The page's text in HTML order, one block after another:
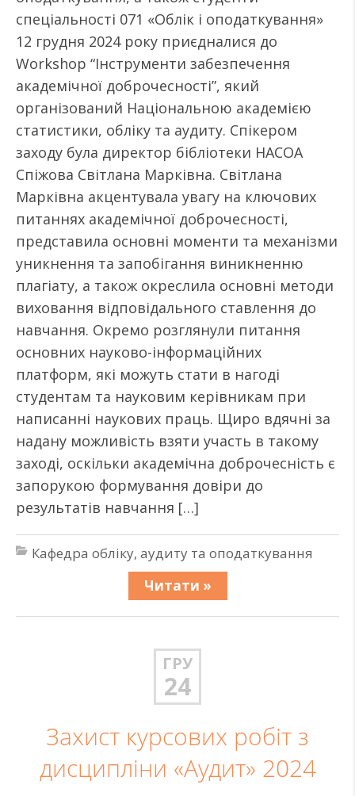
спеціальності 071 «Облік і оподаткування»
12 грудня 2024 року приєдналися до
Workshop “Інструменти забезпечення
академічної доброчесності”, який
організований Національною академією
статистики, обліку та аудиту. Спікером
заходу була директор бібліотеки НАСОА
Спіжова Світлана Марківна. Світлана
Марківна акцентувала увагу на ключових
питаннях академічної доброчесності,
представила основні моменти та механізми
уникнення та запобігання виникненню
плагіату, а також окреслила основні методи
виховання відповідального ставлення до
навчання. Окремо розглянули питання
основних науково-інформаційних
платформ, які можуть стати в нагоді
студентам та науковим керівникам при
написанні наукових праць. Щиро вдячні за
надану можливість взяти участь в такому
заході, оскільки академічна доброчесність є
запорукою формування довіри до
результатів навчання […]
Кафедра обліку, аудиту та оподаткування
Читати »
ГРУ
24
Захист курсових робіт з
дисципліни «Аудит» 2024